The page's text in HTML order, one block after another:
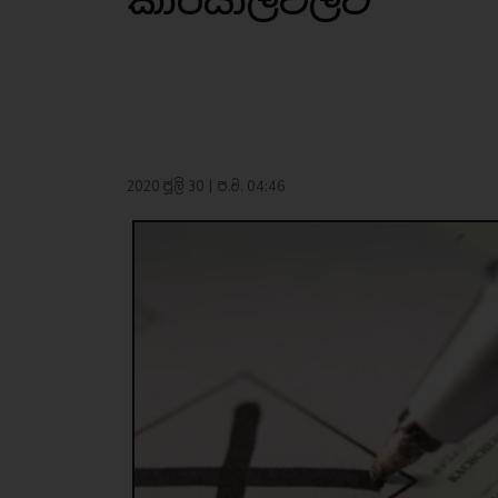
2020 ජූලි 30 | ප.ව. 04:46